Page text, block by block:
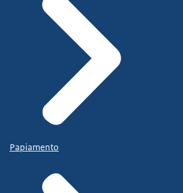
Papiamento